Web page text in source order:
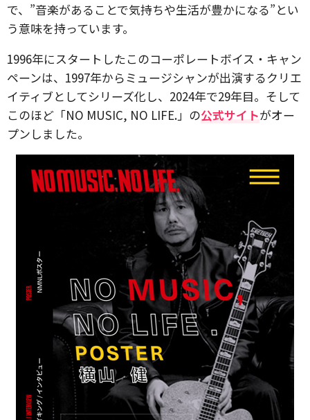
で、”音楽があることで気持ちや生活が豊かになる”とい
う意味を持っています。
1996年にスタートしたこのコーポレートボイス・キャン
ペーンは、1997年からミュージシャンが出演するクリエ
イティブとしてシリーズ化し、2024年で29年目。そして
このほど「NO MUSIC, NO LIFE.」の公式サイトがオー
プンしました。